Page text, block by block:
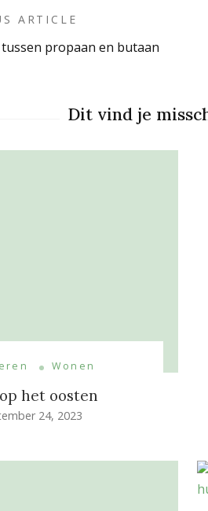
ARTICLE
propaan en butaan
Dit vind je
Wonen
het oosten
24, 2023